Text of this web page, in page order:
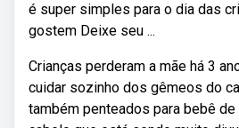
é super simples para o dia das
gostem Deixe seu ...
Crianças perderam a mãe há 3
cuidar sozinho dos gêmeos do
também penteados para bebê